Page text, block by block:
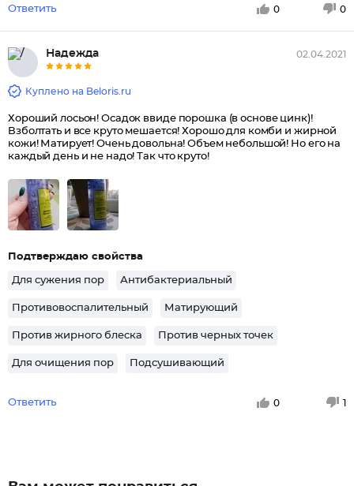
Ответить 0 0
Надежда 02.04.2021
Куплено на Beloris.ru
Хороший лосьон! Осадок ввиде порошка (в основе цинк)!
Взболтать и все круто мешается! Хорошо для комби и жирной
кожи! Матирует! Очень довольна! Объем небольшой! Но его на
каждый день и не надо! Так что круто!
Подтверждаю свойства
Для сужения пор Антибактериальный
Противовоспалительный Матирующий
Против жирного блеска Против черных точек
Для очищения пор Подсушивающий
Ответить 0 1